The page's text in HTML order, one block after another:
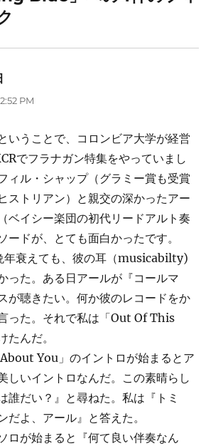
り: PM
いうことで、コロンビア大学が経営
でフラナガン特集をやっていまし
ィル・シャップ（グラミー賞も受賞
ストリアン）と親交の深かったアー
ベイシー楽団の初代リードアルト奏
ードが、とても面白かったです。
衰えても、彼の耳（musicabilty)
った。ある日アールが『コールマ
が聴きたい。何か彼のレコードをか
った。それで私は「Out Of This
んだ。
You」のイントロが始まるとア
しいイントロなんだ。この素晴らし
誰だい？』と尋ねた。私は『トミ
だよ、アール』と答えた。
ロが始まると『何て良い伴奏なん